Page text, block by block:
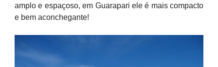
amplo e espaçoso, em Guarapari ele é mais compacto
e bem aconchegante!